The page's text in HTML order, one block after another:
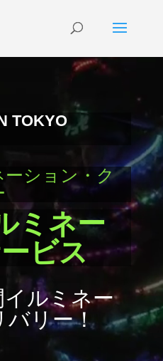
TOKYO
ション・ク
ミネー
ビス
ルミネー
リー！